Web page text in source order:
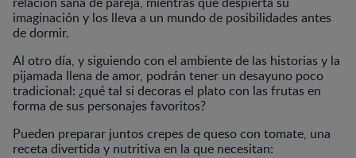
imaginación y los lleva a un mundo de posibilidades antes
de dormir.
Al otro día, y siguiendo con el ambiente de las historias y la
pijamada llena de amor, podrán tener un desayuno poco
tradicional: ¿qué tal si decoras el plato con las frutas en
forma de sus personajes favoritos?
Pueden preparar juntos crepes de queso con tomate, una
receta divertida y nutritiva en la que necesitan: